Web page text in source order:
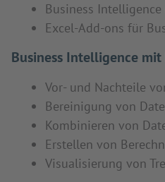
Business
Excel-Add-ons für
Business Intelligence mit
Vor- und Nachteile
Bereinigung von
Kombinieren von
Erstellen von
Visualisierung von